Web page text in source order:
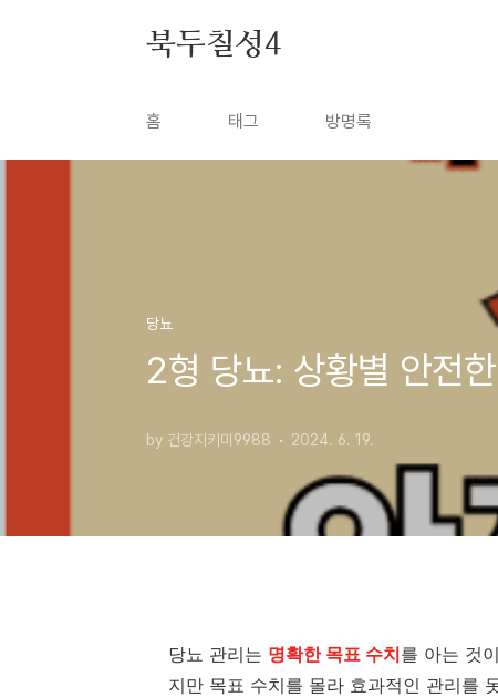
북두칠성4
홈 태그 방명록
당뇨
2형 당뇨: 상황별 안전
by 건강지키미9988 2024. 6. 19.
당뇨 관리는 명확한 목표 수치를 아는 것
지만 목표 수치를 몰라 효과적인 관리를